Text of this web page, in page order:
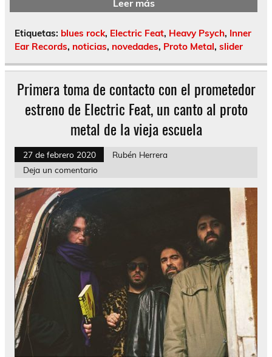
Leer más
Etiquetas: blues rock, Electric Feat, Heavy Psych, Inner
Ear Records, noticias, novedades, Proto Metal, slider
Primera toma de contacto con el prometedor
estreno de Electric Feat, un canto al proto
metal de la vieja escuela
27 de febrero 2020
Rubén Herrera
Deja un comentario